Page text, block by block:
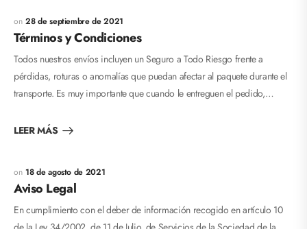
28 de septiembre de 2021
Términos y Condiciones
Todos nuestros envíos incluyen un Seguro a Todo Riesgo frente a
pérdidas, roturas o anomalías que puedan afectar al paquete durante el
transporte. Es muy importante que cuando le entreguen el pedido,…
LEER MÁS
18 de agosto de 2021
Aviso Legal
En cumplimiento con el deber de información recogido en artículo 10